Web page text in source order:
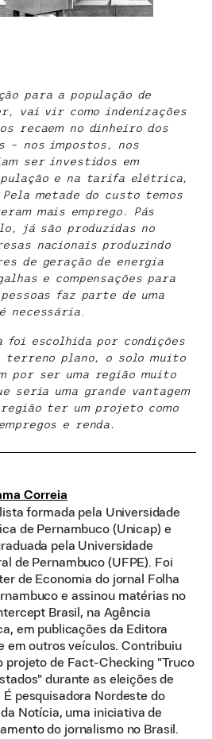
para a população de
vai vir como indenizações
recaem no dinheiro dos
nos impostos, nos
ser investidos em
e na tarifa elétrica,
metade do custo temos
mais emprego. Pás
já são produzidas no
nacionais produzindo
de geração de energia
e compensações para
faz parte de uma
necessária.
escolhida por condições
terreno plano, o solo muito
por ser uma região muito
seria uma grande vantagem
região ter um projeto como
e renda.
Correia
formada pela Universidade
de Pernambuco (Unicap) e
pela Universidade
de Pernambuco (UFPE). Foi
de Economia do jornal Folha
e assinou matérias no
Brasil, na Agência
em publicações da Editora
em outros veículos. Contribuiu
projeto de Fact-Checking "Truco
durante as eleições de
É pesquisadora Nordeste do
Notícia, uma iniciativa de
do jornalismo no Brasil.